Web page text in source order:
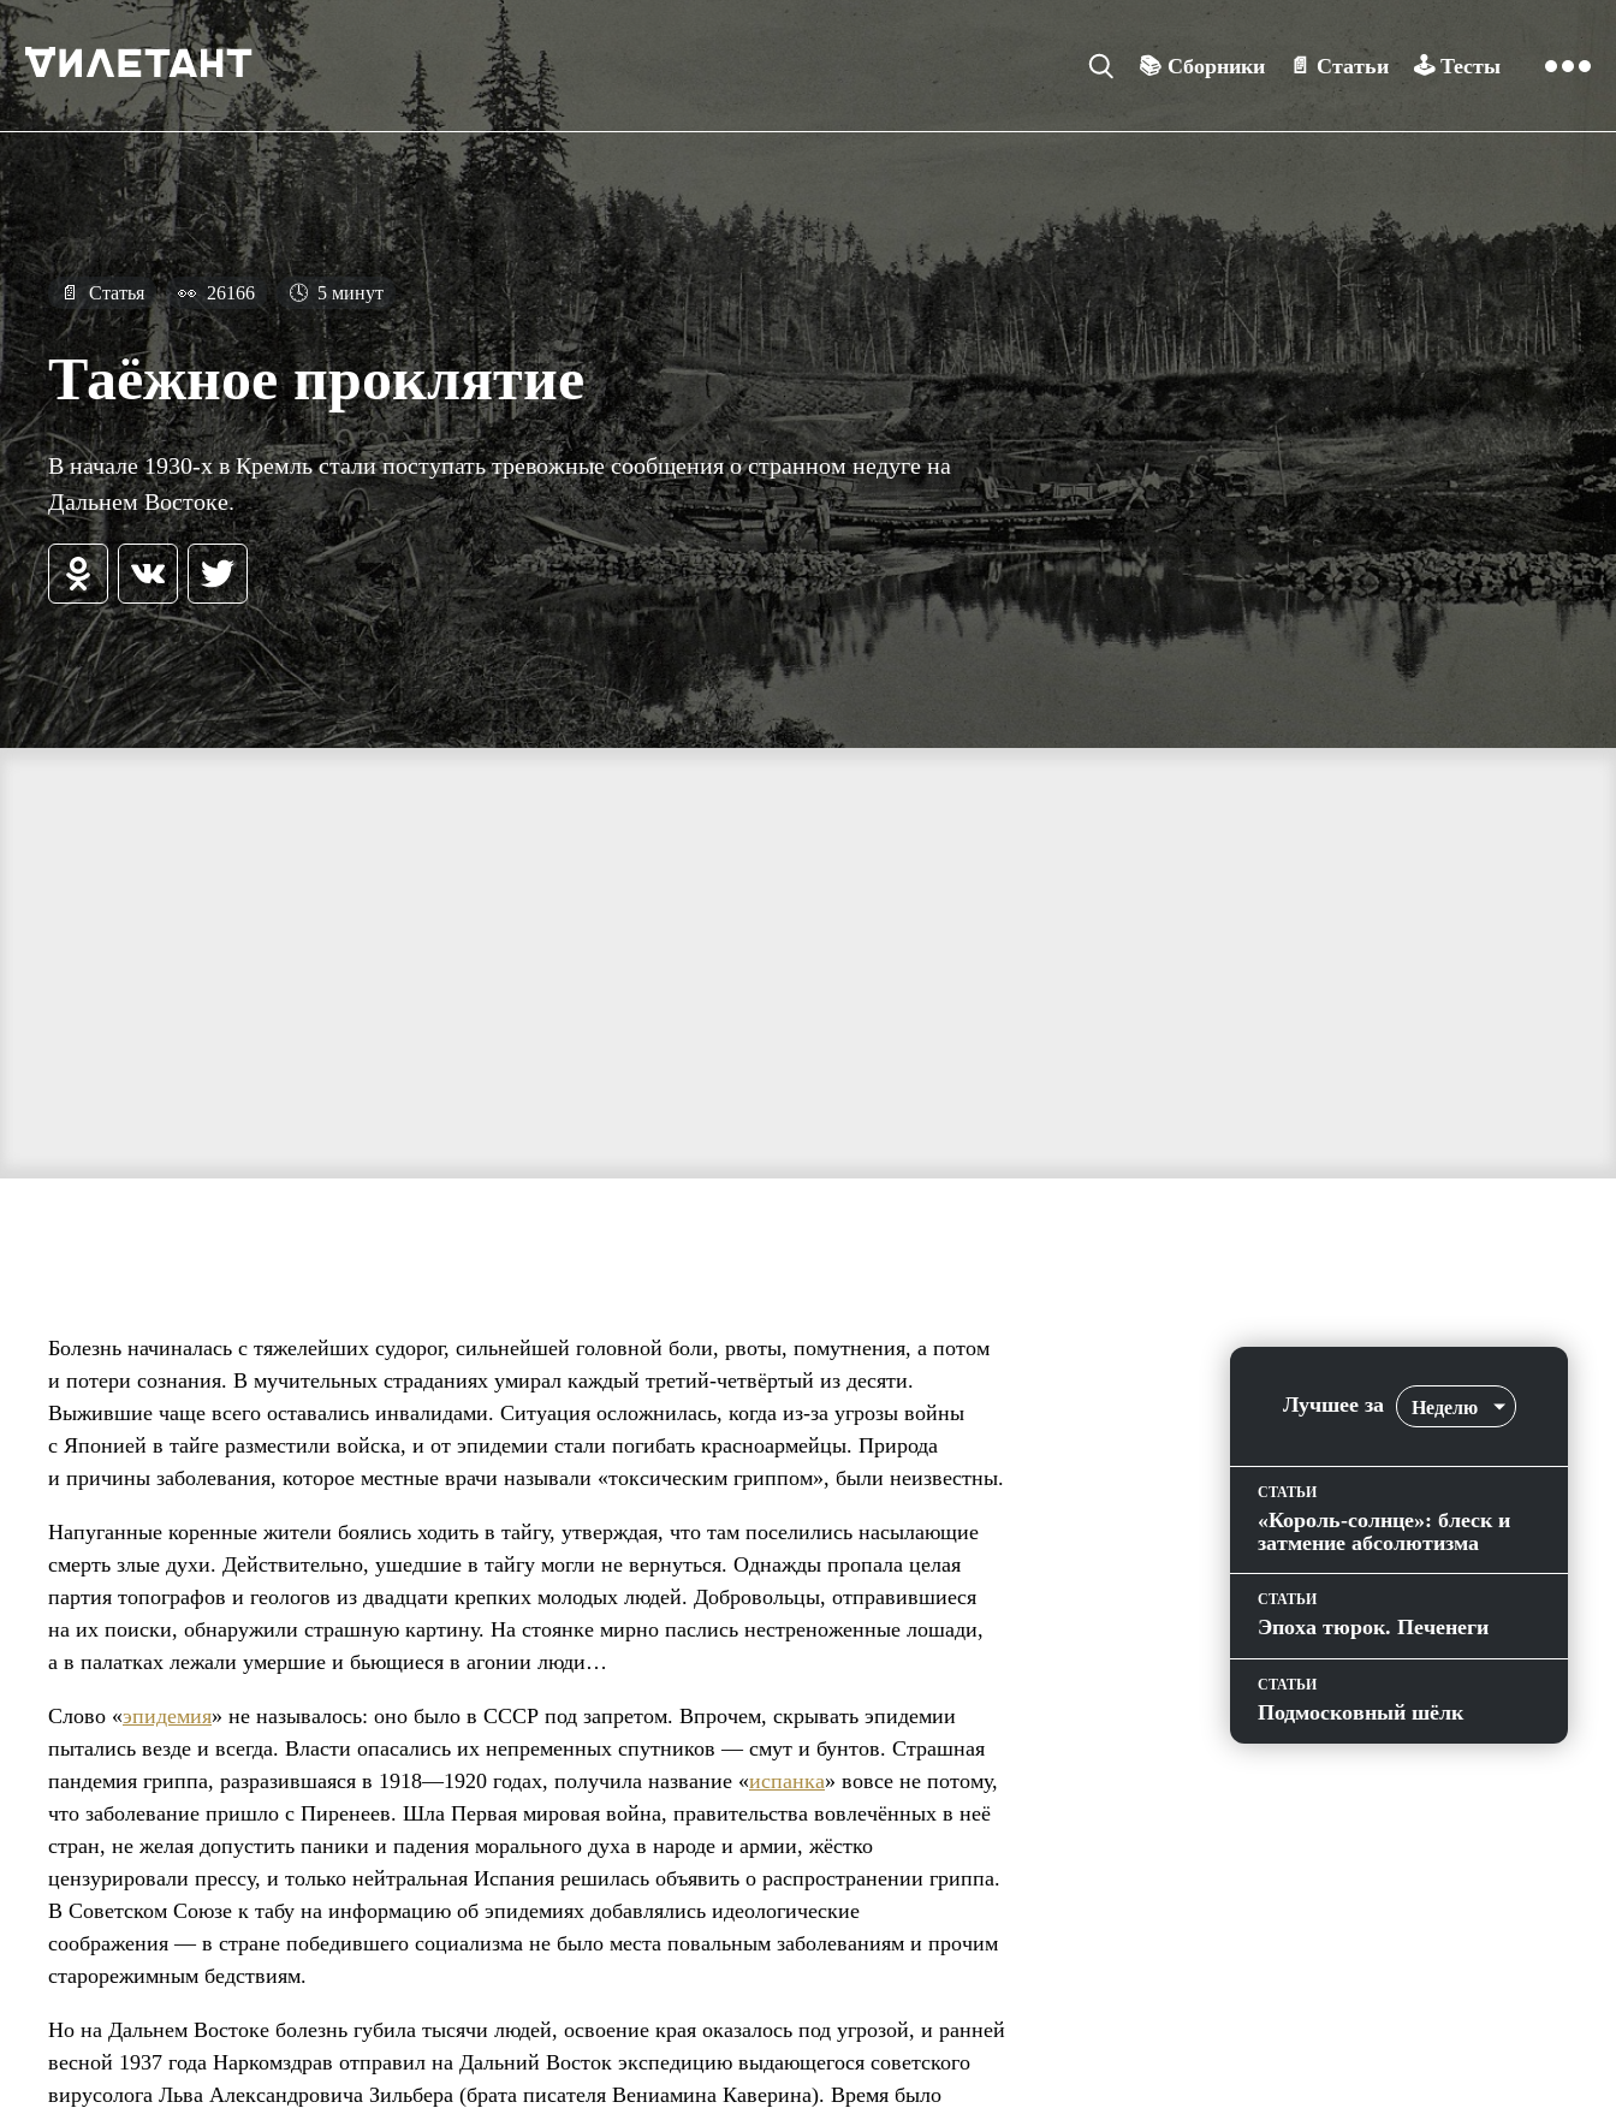
📚 Сборники 📄 Статьи 🕹️ Тесты
📄 Статья 👀 26166 🕓 5 минут
Таёжное проклятие
В начале 1930-х в Кремль стали поступать тревожные сообщения о странном недуге на
Дальнем Востоке.
Болезнь начиналась с тяжелейших судорог, сильнейшей головной боли, рвоты, помутнения, а потом
и потери сознания. В мучительных страданиях умирал каждый третий-четвёртый из десяти.
Выжившие чаще всего оставались инвалидами. Ситуация осложнилась, когда из-за угрозы войны
с Японией в тайге разместили войска, и от эпидемии стали погибать красноармейцы. Природа
и причины заболевания, которое местные врачи называли «токсическим гриппом», были неизвестны.
Напуганные коренные жители боялись ходить в тайгу, утверждая, что там поселились насылающие
смерть злые духи. Действительно, ушедшие в тайгу могли не вернуться. Однажды пропала целая
партия топографов и геологов из двадцати крепких молодых людей. Добровольцы, отправившиеся
на их поиски, обнаружили страшную картину. На стоянке мирно паслись нестреноженные лошади,
а в палатках лежали умершие и бьющиеся в агонии люди…
Слово «эпидемия» не называлось: оно было в СССР под запретом. Впрочем, скрывать эпидемии
пытались везде и всегда. Власти опасались их непременных спутников — смут и бунтов. Страшная
пандемия гриппа, разразившаяся в 1918—1920 годах, получила название «испанка» вовсе не потому,
что заболевание пришло с Пиренеев. Шла Первая мировая война, правительства вовлечённых в неё
стран, не желая допустить паники и падения морального духа в народе и армии, жёстко
цензурировали прессу, и только нейтральная Испания решилась объявить о распространении гриппа.
В Советском Союзе к табу на информацию об эпидемиях добавлялись идеологические
соображения — в стране победившего социализма не было места повальным заболеваниям и прочим
старорежимным бедствиям.
Но на Дальнем Востоке болезнь губила тысячи людей, освоение края оказалось под угрозой, и ранней
весной 1937 года Наркомздрав отправил на Дальний Восток экспедицию выдающегося советского
вирусолога Льва Александровича Зильбера (брата писателя Вениамина Каверина). Время было
Лучшее за Неделю
СТАТЬИ
«Король-солнце»: блеск и
затмение абсолютизма
СТАТЬИ
Эпоха тюрок. Печенеги
СТАТЬИ
Подмосковный шёлк